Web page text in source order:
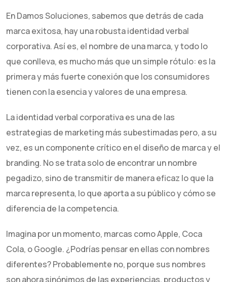
En Damos Soluciones, sabemos que detrás de cada
marca exitosa, hay una robusta identidad verbal
corporativa. Así es, el nombre de una marca, y todo lo
que conlleva, es mucho más que un simple rótulo: es la
primera y más fuerte conexión que los consumidores
tienen con la esencia y valores de una empresa.
La identidad verbal corporativa es una de las
estrategias de marketing más subestimadas pero, a su
vez, es un componente crítico en el diseño de marca y el
branding. No se trata solo de encontrar un nombre
pegadizo, sino de transmitir de manera eficaz lo que la
marca representa, lo que aporta a su público y cómo se
diferencia de la competencia.
Imagina por un momento, marcas como Apple, Coca
Cola, o Google. ¿Podrías pensar en ellas con nombres
diferentes? Probablemente no, porque sus nombres
son ahora sinónimos de las experiencias, productos y